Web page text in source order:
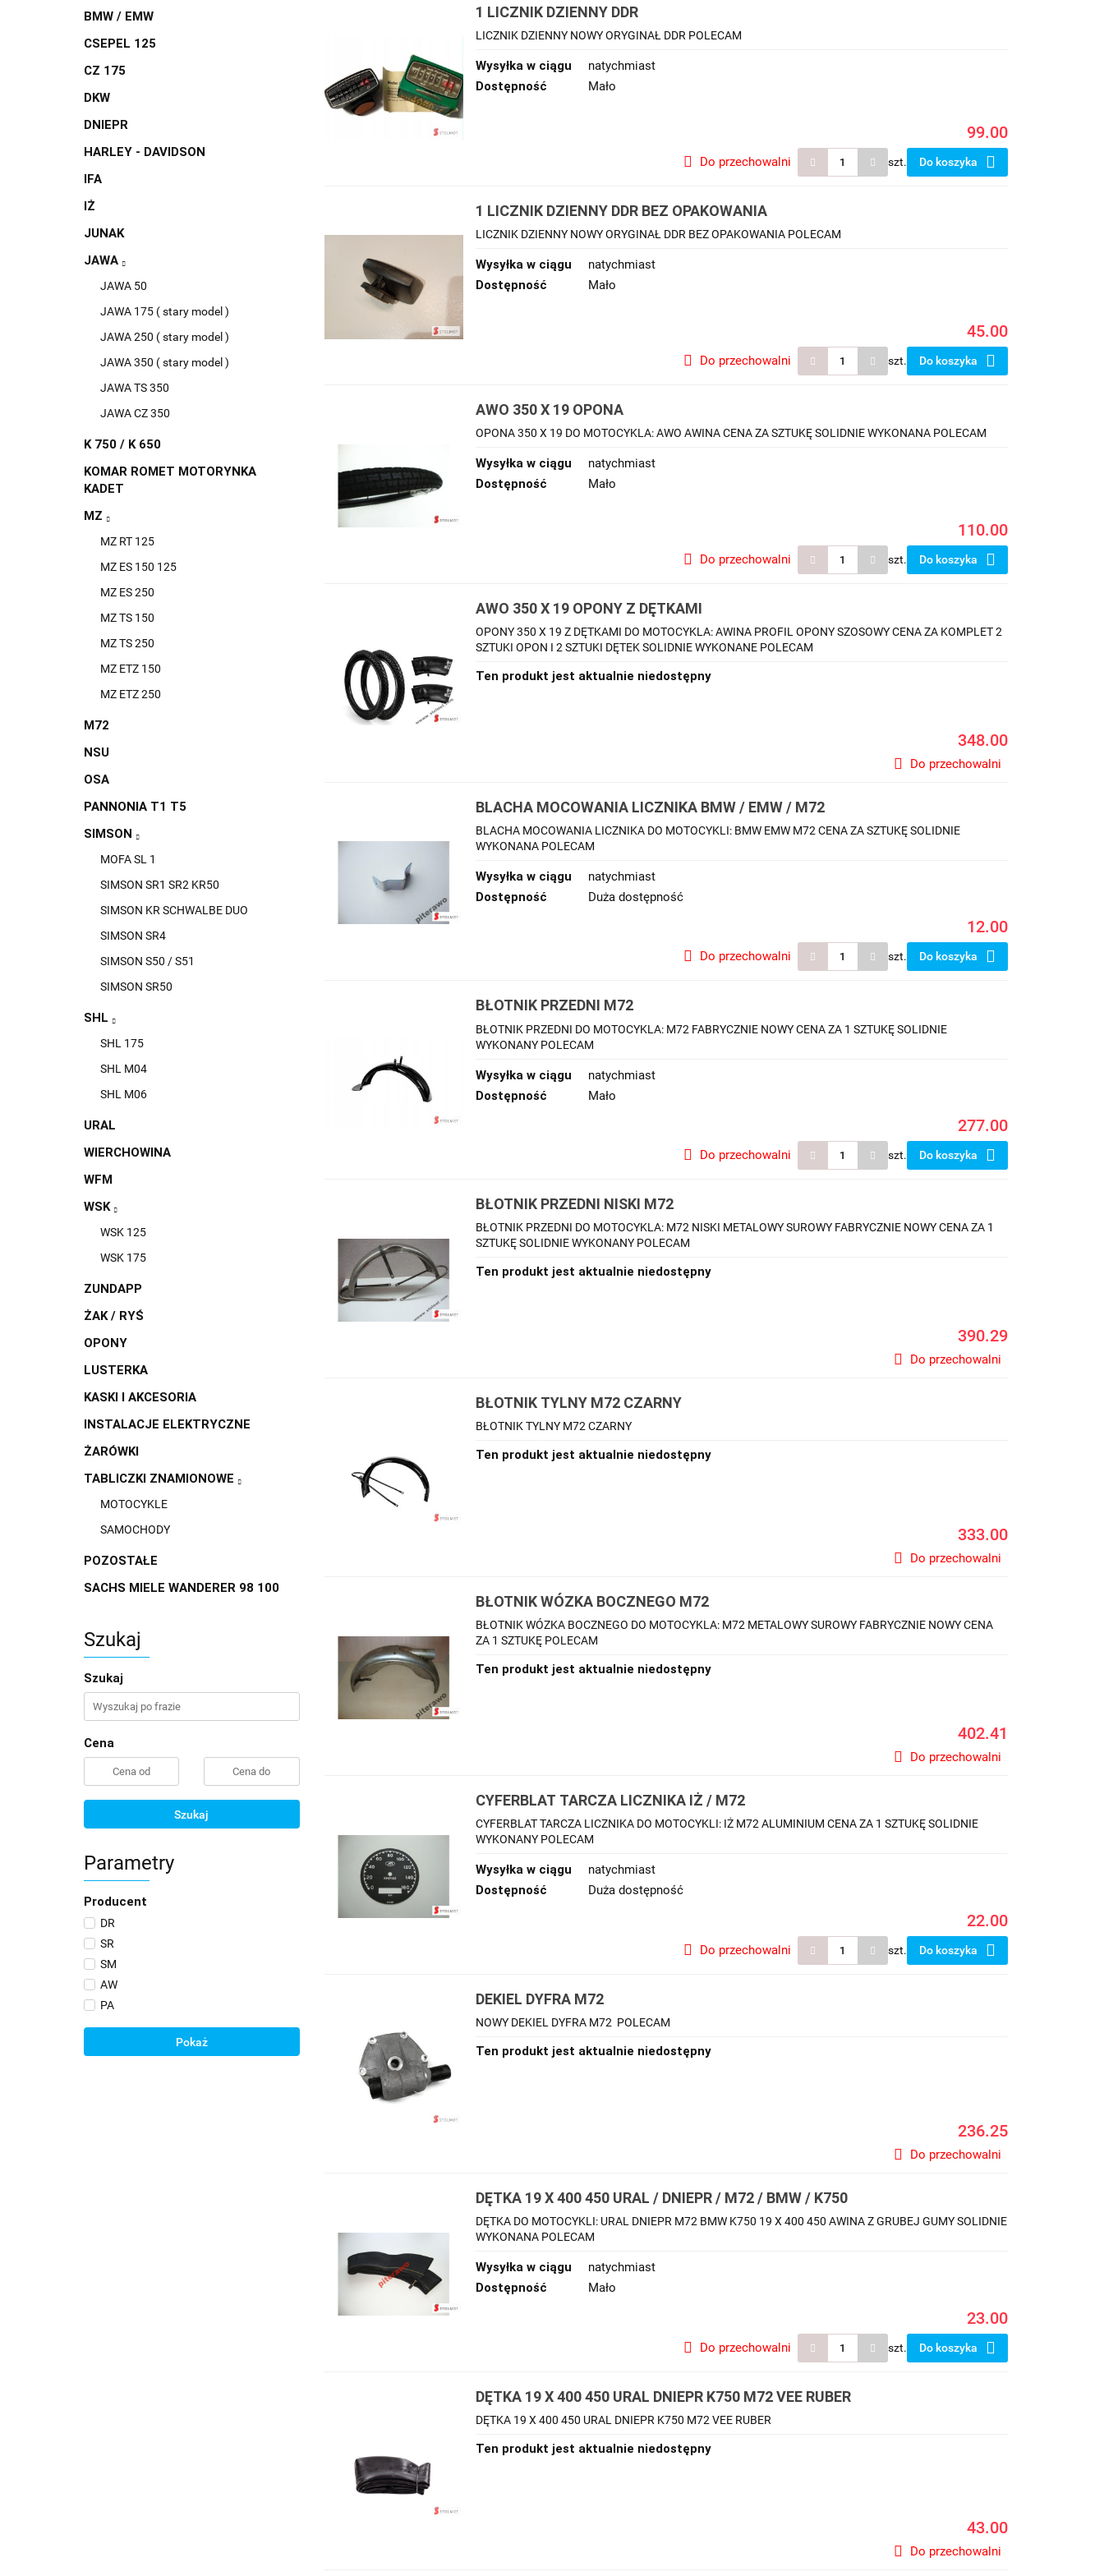
BMW / EMW
CSEPEL 125
CZ 175
DKW
DNIEPR
HARLEY - DAVIDSON
IFA
IŻ
JUNAK
JAWA
JAWA 50
JAWA 175 ( stary model )
JAWA 250 ( stary model )
JAWA 350 ( stary model )
JAWA TS 350
JAWA CZ 350
K 750 / K 650
KOMAR ROMET MOTORYNKA
KADET
MZ
MZ RT 125
MZ ES 150 125
MZ ES 250
MZ TS 150
MZ TS 250
MZ ETZ 150
MZ ETZ 250
M72
NSU
OSA
PANNONIA T1 T5
SIMSON
MOFA SL 1
SIMSON SR1 SR2 KR50
SIMSON KR SCHWALBE DUO
SIMSON SR4
SIMSON S50 / S51
SIMSON SR50
SHL
SHL 175
SHL M04
SHL M06
URAL
WIERCHOWINA
WFM
WSK
WSK 125
WSK 175
ZUNDAPP
ŻAK / RYŚ
OPONY
LUSTERKA
KASKI I AKCESORIA
INSTALACJE ELEKTRYCZNE
ŻARÓWKI
TABLICZKI ZNAMIONOWE
MOTOCYKLE
SAMOCHODY
POZOSTAŁE
SACHS MIELE WANDERER 98 100
Szukaj
Szukaj
Cena
Szukaj
Parametry
Producent
DR
SR
SM
AW
PA
Pokaż
1 LICZNIK DZIENNY DDR
LICZNIK DZIENNY NOWY ORYGINAŁ DDR POLECAM
Wysyłka w ciągu
natychmiast
Dostępność
Mało
99.00
szt. Do koszyka
Do przechowalni
1 LICZNIK DZIENNY DDR BEZ OPAKOWANIA
LICZNIK DZIENNY NOWY ORYGINAŁ DDR BEZ OPAKOWANIA POLECAM
Wysyłka w ciągu
natychmiast
Dostępność
Mało
45.00
szt. Do koszyka
Do przechowalni
AWO 350 X 19 OPONA
OPONA 350 X 19 DO MOTOCYKLA: AWO AWINA CENA ZA SZTUKĘ SOLIDNIE WYKONANA POLECAM
Wysyłka w ciągu
natychmiast
Dostępność
Mało
110.00
szt. Do koszyka
Do przechowalni
AWO 350 X 19 OPONY Z DĘTKAMI
OPONY 350 X 19 Z DĘTKAMI DO MOTOCYKLA: AWINA PROFIL OPONY SZOSOWY CENA ZA KOMPLET 2
SZTUKI OPON I 2 SZTUKI DĘTEK SOLIDNIE WYKONANE POLECAM
Ten produkt jest aktualnie niedostępny
348.00
Do przechowalni
BLACHA MOCOWANIA LICZNIKA BMW / EMW / M72
BLACHA MOCOWANIA LICZNIKA DO MOTOCYKLI: BMW EMW M72 CENA ZA SZTUKĘ SOLIDNIE
WYKONANA POLECAM
Wysyłka w ciągu
natychmiast
Dostępność
Duża dostępność
12.00
szt. Do koszyka
Do przechowalni
BŁOTNIK PRZEDNI M72
BŁOTNIK PRZEDNI DO MOTOCYKLA: M72 FABRYCZNIE NOWY CENA ZA 1 SZTUKĘ SOLIDNIE
WYKONANY POLECAM
Wysyłka w ciągu
natychmiast
Dostępność
Mało
277.00
szt. Do koszyka
Do przechowalni
BŁOTNIK PRZEDNI NISKI M72
BŁOTNIK PRZEDNI DO MOTOCYKLA: M72 NISKI METALOWY SUROWY FABRYCZNIE NOWY CENA ZA 1
SZTUKĘ SOLIDNIE WYKONANY POLECAM
Ten produkt jest aktualnie niedostępny
390.29
Do przechowalni
BŁOTNIK TYLNY M72 CZARNY
BŁOTNIK TYLNY M72 CZARNY
Ten produkt jest aktualnie niedostępny
333.00
Do przechowalni
BŁOTNIK WÓZKA BOCZNEGO M72
BŁOTNIK WÓZKA BOCZNEGO DO MOTOCYKLA: M72 METALOWY SUROWY FABRYCZNIE NOWY CENA
ZA 1 SZTUKĘ POLECAM
Ten produkt jest aktualnie niedostępny
402.41
Do przechowalni
CYFERBLAT TARCZA LICZNIKA IŻ / M72
CYFERBLAT TARCZA LICZNIKA DO MOTOCYKLI: IŻ M72 ALUMINIUM CENA ZA 1 SZTUKĘ SOLIDNIE
WYKONANY POLECAM
Wysyłka w ciągu
natychmiast
Dostępność
Duża dostępność
22.00
szt. Do koszyka
Do przechowalni
DEKIEL DYFRA M72
NOWY DEKIEL DYFRA M72 POLECAM
Ten produkt jest aktualnie niedostępny
236.25
Do przechowalni
DĘTKA 19 X 400 450 URAL / DNIEPR / M72 / BMW / K750
DĘTKA DO MOTOCYKLI: URAL DNIEPR M72 BMW K750 19 X 400 450 AWINA Z GRUBEJ GUMY SOLIDNIE
WYKONANA POLECAM
Wysyłka w ciągu
natychmiast
Dostępność
Mało
23.00
szt. Do koszyka
Do przechowalni
DĘTKA 19 X 400 450 URAL DNIEPR K750 M72 VEE RUBER
DĘTKA 19 X 400 450 URAL DNIEPR K750 M72 VEE RUBER
Ten produkt jest aktualnie niedostępny
43.00
Do przechowalni